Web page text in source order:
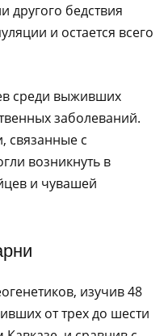
другого бедствия
и остается всего
среди выживших
заболеваний.
связанные с
возникнуть в
и чувашей
изучив 48
от трех до шести